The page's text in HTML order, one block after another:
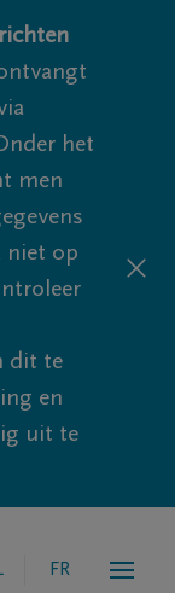
het
men
niet op
dit te
en
uit te
FR